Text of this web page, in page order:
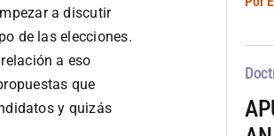
a discutir
de las elecciones.
a eso
que
y quizás